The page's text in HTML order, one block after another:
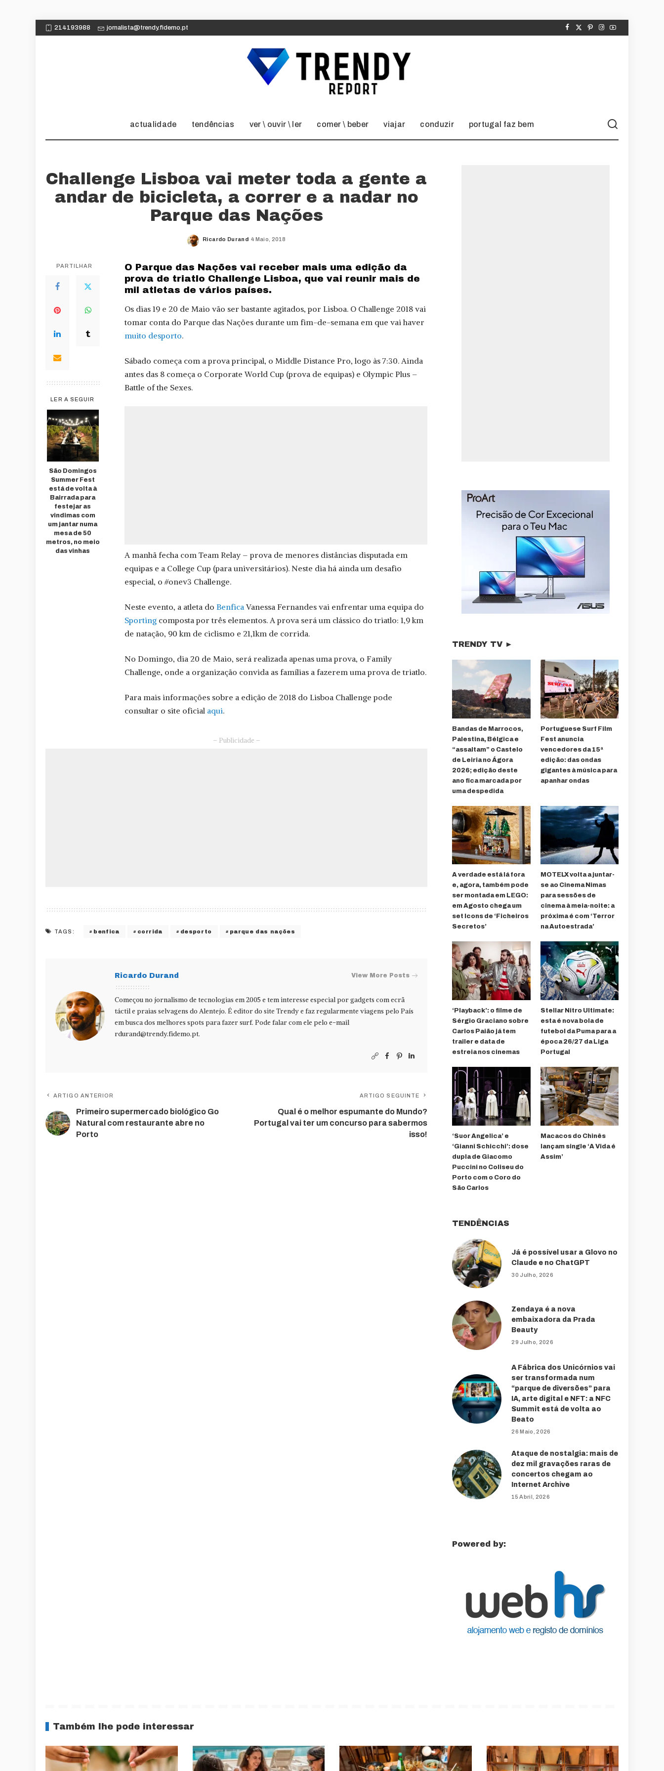
214193988 jornalista@trendy.fidemo.pt
actualidade tendências ver \ ouvir \ ler comer \ beber viajar conduzir portugal faz bem
Challenge Lisboa vai meter toda a gente a
andar de bicicleta, a correr e a nadar no
Parque das Nações
Posted
Ricardo Durand 4 Maio, 2018
PARTILHAR
LER A SEGUIR
São Domingos
Summer Fest
está de volta à
Bairrada para
festejar as
vindimas com
um jantar numa
mesa de 50
metros, no meio
das vinhas
O Parque das Nações vai receber mais uma edição da
prova de triatlo Challenge Lisboa, que vai reunir mais de
mil atletas de vários países.
Os dias 19 e 20 de Maio vão ser bastante agitados, por Lisboa. O Challenge 2018 vai
tomar conta do Parque das Nações durante um fim-de-semana em que vai haver
muito desporto.
Sábado começa com a prova principal, o Middle Distance Pro, logo às 7:30. Ainda
antes das 8 começa o Corporate World Cup (prova de equipas) e Olympic Plus –
Battle of the Sexes.
A manhã fecha com Team Relay – prova de menores distâncias disputada em
equipas e a College Cup (para universitários). Neste dia há ainda um desafio
especial, o #onev3 Challenge.
Neste evento, a atleta do Benfica Vanessa Fernandes vai enfrentar uma equipa do
Sporting composta por três elementos. A prova será um clássico do triatlo: 1,9 km
de natação, 90 km de ciclismo e 21,1km de corrida.
No Domingo, dia 20 de Maio, será realizada apenas uma prova, o Family
Challenge, onde a organização convida as famílias a fazerem uma prova de triatlo.
Para mais informações sobre a edição de 2018 do Lisboa Challenge pode
consultar o site oficial aqui.
– Publicidade –
TAGS: benfica corrida desporto parque das nações
Ricardo Durand View More Posts
Começou no jornalismo de tecnologias em 2005 e tem interesse especial por gadgets com ecrã
táctil e praias selvagens do Alentejo. É editor do site Trendy e faz regularmente viagens pelo País
em busca dos melhores spots para fazer surf. Pode falar com ele pelo e-mail
rdurand@trendy.fidemo.pt.
ARTIGO ANTERIOR
Primeiro supermercado biológico Go
Natural com restaurante abre no
Porto
ARTIGO SEGUINTE
Qual é o melhor espumante do Mundo?
Portugal vai ter um concurso para sabermos
isso!
TRENDY TV ►
Bandas de Marrocos,
Palestina, Bélgica e
“assaltam” o Castelo
de Leiria no Ágora
2026; edição deste
ano fica marcada por
uma despedida
Portuguese Surf Film
Fest anuncia
vencedores da 15ª
edição: das ondas
gigantes à música para
apanhar ondas
A verdade está lá fora
e, agora, também pode
ser montada em LEGO:
em Agosto chega um
set Icons de ‘Ficheiros
Secretos’
MOTELX volta a juntar-
se ao Cinema Nimas
para sessões de
cinema à meia-noite: a
próxima é com ‘Terror
na Autoestrada’
‘Playback’: o filme de
Sérgio Graciano sobre
Carlos Paião já tem
trailer e data de
estreia nos cinemas
Stellar Nitro Ultimate:
esta é nova bola de
futebol da Puma para a
época 26/27 da Liga
Portugal
‘Suor Angelica’ e
‘Gianni Schicchi’: dose
dupla de Giacomo
Puccini no Coliseu do
Porto com o Coro do
São Carlos
Macacos do Chinês
lançam single ‘A Vida é
Assim’
TENDÊNCIAS
Já é possível usar a Glovo no
Claude e no ChatGPT
30 Julho, 2026
Zendaya é a nova
embaixadora da Prada
Beauty
29 Julho, 2026
A Fábrica dos Unicórnios vai
ser transformada num
“parque de diversões” para
IA, arte digital e NFT: a NFC
Summit está de volta ao
Beato
26 Maio, 2026
Ataque de nostalgia: mais de
dez mil gravações raras de
concertos chegam ao
Internet Archive
15 Abril, 2026
Powered by:
Também lhe pode interessar